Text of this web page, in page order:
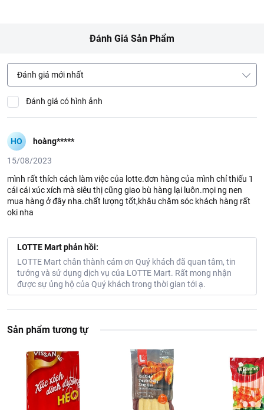
Đánh Giá Sản Phẩm
Đánh giá mới nhất
Đánh giá có hình ảnh
HO hoàng*****
15/08/2023
mình rất thích cách làm việc của lotte.đơn hàng của mình chỉ thiếu 1
cái cái xúc xích mà siêu thị cũng giao bù hàng lại luôn.mọi ng nen
mua hàng ở đây nha.chất lượng tốt,khâu chăm sóc khách hàng rất
oki nha
LOTTE Mart phản hồi:
LOTTE Mart chân thành cám ơn Quý khách đã quan tâm, tin
tưởng và sử dụng dịch vụ của LOTTE Mart. Rất mong nhận
được sự ủng hộ của Quý khách trong thời gian tới ạ.
Sản phẩm tương tự